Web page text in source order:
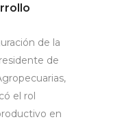
de la
de
el rol
en